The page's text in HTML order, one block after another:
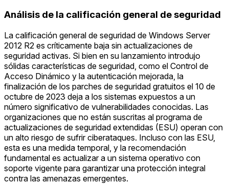
Análisis de la calificación general de seguridad
La calificación general de seguridad de Windows Server
2012 R2 es críticamente baja sin actualizaciones de
seguridad activas. Si bien en su lanzamiento introdujo
sólidas características de seguridad, como el Control de
Acceso Dinámico y la autenticación mejorada, la
finalización de los parches de seguridad gratuitos el 10 de
octubre de 2023 deja a los sistemas expuestos a un
número significativo de vulnerabilidades conocidas. Las
organizaciones que no están suscritas al programa de
actualizaciones de seguridad extendidas (ESU) operan con
un alto riesgo de sufrir ciberataques. Incluso con las ESU,
esta es una medida temporal, y la recomendación
fundamental es actualizar a un sistema operativo con
soporte vigente para garantizar una protección integral
contra las amenazas emergentes.